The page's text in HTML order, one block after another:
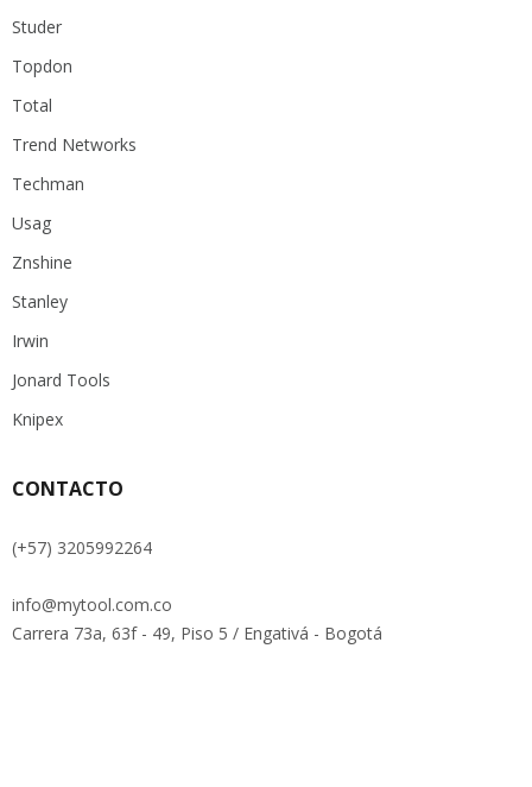
Studer
Topdon
Total
Trend Networks
Techman
Usag
Znshine
Stanley
Irwin
Jonard Tools
Knipex
CONTACTO
(+57) 3205992264
info@mytool.com.co
Carrera 73a, 63f - 49, Piso 5 / Engativá - Bogotá